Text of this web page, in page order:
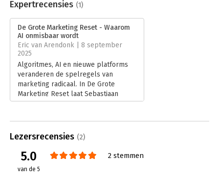
denken.” - Jurjen van den Broek, Director VML
“Praktisch, helder en razendsnel te lezen. Dit boek had er al
veel eerder moeten zijn.” - Noor Bavinck, Digital consultant
Uitgever:
Alderwood
Verschijningsdatum:
Hoofdrubriek: Marketing
Expertrecensies (1)
De Grote Marketing Reset - Waarom
AI onmisbaar wordt
Eric van Arendonk | 8 september
2025
Algoritmes, AI en nieuwe platforms
veranderen de spelregels van
marketing radicaal. In De Grote
Marketing Reset laat Sebastiaan
Elsholz zien hoe oude strategieën
onmisbaar nieuw instrument wordt. In
zijn recensie deelt Eric van Arendonk
Lees verder
Lezersrecensies (2)
5.0
van de 5
2 stemmen